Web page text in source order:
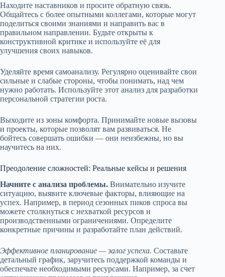
Находите наставников и просите обратную связь.
Общайтесь с более опытными коллегами, которые могут
поделиться своими знаниями и направить вас в
правильном направлении. Будьте открыты к
конструктивной критике и используйте её для
улучшения своих навыков.
Уделяйте время самоанализу. Регулярно оценивайте свои
сильные и слабые стороны, чтобы понимать, над чем
нужно работать. Используйте этот анализ для разработки
персональной стратегии роста.
Выходите из зоны комфорта. Принимайте новые вызовы
и проекты, которые позволят вам развиваться. Не
бойтесь совершать ошибки — они неизбежны, но вы
научитесь на них.
Преодоление сложностей: Реальные кейсы и решения
Начните с анализа проблемы. Внимательно изучите
ситуацию, выявите ключевые факторы, влияющие на
успех. Например, в период сезонных пиков спроса вы
можете столкнуться с нехваткой ресурсов и
производственными ограничениями. Определите
конкретные причины и разработайте план действий.
Эффективное планирование — залог успеха. Составьте
детальный график, заручитесь поддержкой команды и
обеспечьте необходимыми ресурсами. Например, за счет